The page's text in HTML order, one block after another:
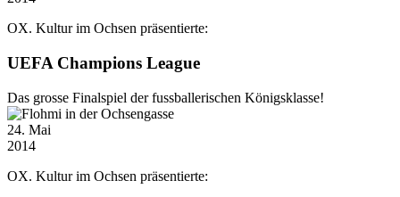
OX. Kultur im Ochsen präsentierte:
UEFA Champions League
Das grosse Finalspiel der fussballerischen Königsklasse!
24. Mai
2014
OX. Kultur im Ochsen präsentierte: